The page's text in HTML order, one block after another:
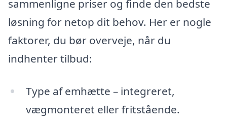
sammenligne priser og finde den bedste
løsning for netop dit behov. Her er nogle
faktorer, du bør overveje, når du
indhenter tilbud:
Type af emhætte – integreret,
vægmonteret eller fritstående.